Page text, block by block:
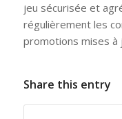
jeu sécurisée et
régulièrement les
promotions mises à
Share this entry